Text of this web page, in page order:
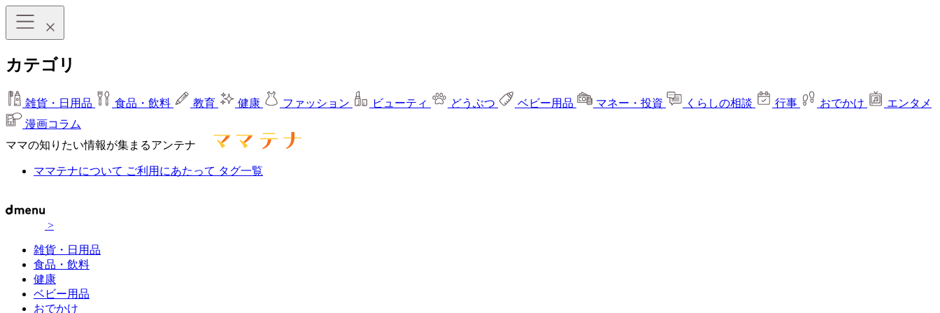
カテゴリ
雑貨・日用品 食品・飲料 教育 健康 ファッション ビューティ どうぶつ ベビー用品 マネー・投資 くらしの相談 行事 おでかけ
エンタメ
漫画コラム
ママの知りたい情報が集まるアンテナ
ママテナについて ご利用にあたって タグ一覧
>
雑貨・日用品
食品・飲料
健康
ベビー用品
おでかけ